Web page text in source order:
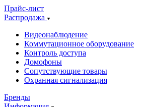
Прайс-лист
Распродажа
Видеонаблюдение
Коммутационное оборудование
Контроль доступа
Домофоны
Сопутствующие товары
Охранная сигнализация
Бренды